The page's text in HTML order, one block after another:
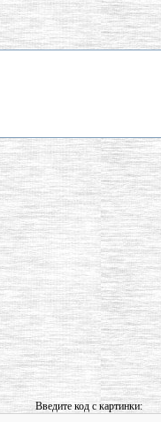
Введите код с картинки: